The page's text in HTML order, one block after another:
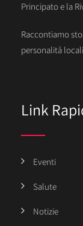
Principato e la
Raccontiamo
personalità
Link
Eventi
Salute
Notizie